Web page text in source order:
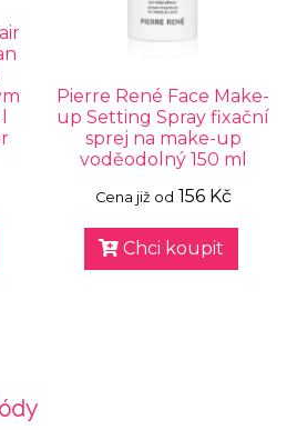
Pierre René Face Make-
up Setting Spray fixační
sprej na make-up
voděodolný 150 ml
Cena již od 156 Kč
Chci koupit